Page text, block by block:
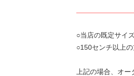
○当店の既定サイ
○150センチ以上
上記の場合、オ